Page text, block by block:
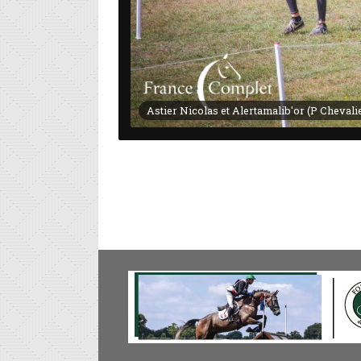
Astier Nicolas et Alertamalib'or (P